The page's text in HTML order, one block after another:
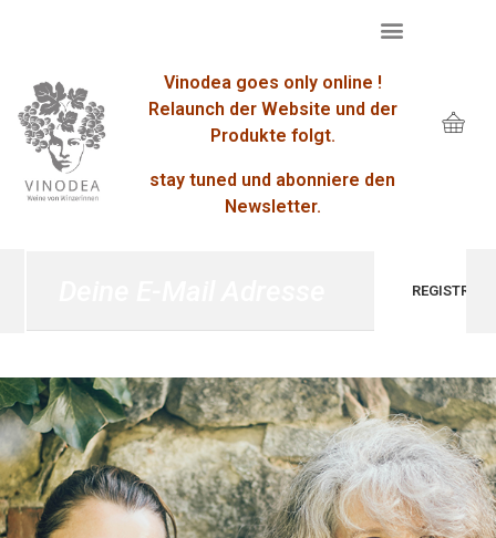
Vinodea goes only online !
Relaunch der Website und der
Produkte folgt.
stay tuned und abonniere den
Newsletter.